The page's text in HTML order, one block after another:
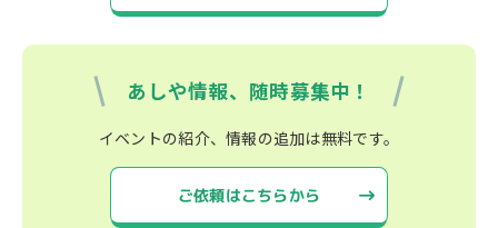
あしや情報、随時募集中！
イベントの紹介、情報の追加は無料です。
ご依頼はこちらから